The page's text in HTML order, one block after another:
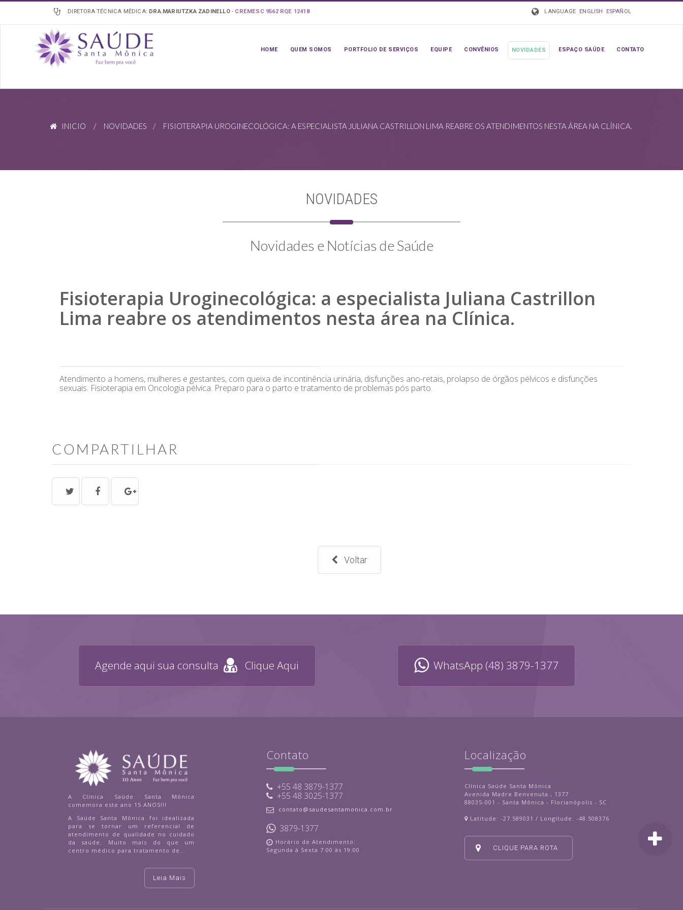
DIRETORA TÉCNICA MÉDICA: DRA.MARIUTZKA ZADINELLO- CREMESC 9562 RQE 12418 LANGUAGE ENGLISH ESPAÑOL
HOME QUEM SOMOS PORTFOLIO DE SERVIÇOS EQUIPE CONVÊNIOS NOVIDADES ESPAÇO SAÚDE CONTATO
INICIO / NOVIDADES / FISIOTERAPIA UROGINECOLÓGICA: A ESPECIALISTA JULIANA CASTRILLON LIMA REABRE OS ATENDIMENTOS NESTA ÁREA NA CLÍNICA.
NOVIDADES
Novidades e Notícias de Saúde
Fisioterapia Uroginecológica: a especialista Juliana Castrillon
Lima reabre os atendimentos nesta área na Clínica.
Atendimento a homens, mulheres e gestantes, com queixa de incontinência urinária, disfunções ano-retais, prolapso de órgãos pélvicos e disfunções
sexuais. Fisioterapia em Oncologia pélvica. Preparo para o parto e tratamento de problemas pós parto.
COMPARTILHAR
Voltar
Agende aqui sua consulta Clique Aqui WhatsApp (48) 3879-1377
A Clínica Saúde Santa Mônica
comemora este ano 15 ANOS!!!
A Saúde Santa Mônica foi idealizada
para se tornar um referencial de
atendimento de qualidade no cuidado
da saúde. Muito mais do que um
centro médico para tratamento de...
Leia Mais
Contato
+55 48 3879-1377
+55 48 3025-1377
contato@saudesantamonica.com.br
3879-1377
Horário de Atendimento:
Segunda à Sexta 7:00 às 19:00
Localização
Clínica Saúde Santa Mônica
Avenida Madre Benvenuta , 1377
88035-001 - Santa Mônica - Florianópolis - SC
Latitude: -27.589031 / Longitude: -48.508376
CLIQUE PARA ROTA